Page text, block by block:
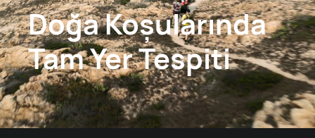
Doğa Koşularında
Tam Yer Tespiti